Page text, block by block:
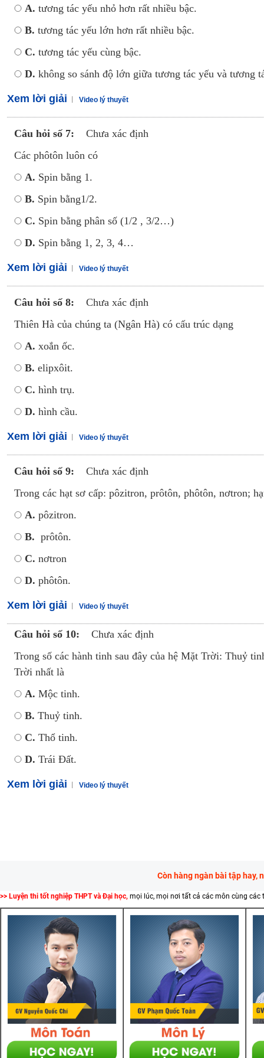
A. tương tác yếu nhỏ hơn rất nhiều bậc.
B. tương tác yếu lớn hơn rất nhiều bậc.
C. tương tác yếu cùng bậc.
D. không so sánh độ lớn giữa tương tác yếu và tương
Xem lời giải Video lý thuyết
Câu hỏi số 7:
Chưa xác định
Các phôtôn luôn có
A. Spin bằng 1.
B. Spin bằng1/2.
C. Spin bằng phân số (1/2 , 3/2…)
D. Spin bằng 1, 2, 3, 4…
Xem lời giải Video lý thuyết
Câu hỏi số 8:
Chưa xác định
Thiên Hà của chúng ta (Ngân Hà) có cấu trúc dạng
A. xoắn ốc.
B. elipxôit.
C. hình trụ.
D. hình cầu.
Xem lời giải Video lý thuyết
Câu hỏi số 9:
Chưa xác định
Trong các hạt sơ cấp: pôzitron, prôtôn, phôtôn, nơtron;
A. pôzitron.
B. prôtôn.
C. nơtron
D. phôtôn.
Xem lời giải Video lý thuyết
Câu hỏi số 10:
Chưa xác định
Trong số các hành tinh sau đây của hệ Mặt Trời: Thuỷ
Trời nhất là
A. Mộc tinh.
B. Thuỷ tinh.
C. Thổ tinh.
D. Trái Đất.
Xem lời giải Video lý thuyết
Còn hàng ngàn bài tập hay,
>> Luyện thi tốt nghiệp THPT và Đại học, mọi lúc, mọi nơi tất cả các môn cùng các